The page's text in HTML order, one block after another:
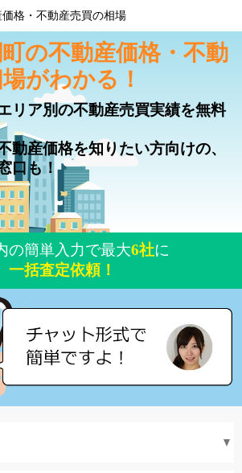
格・不動産売買の相場
の不動産価格・不動
がわかる！
リア別の不動産売買実績を無料
動産価格を知りたい方向けの、
口も！
の簡単入力で最大6社に
一括査定依頼！